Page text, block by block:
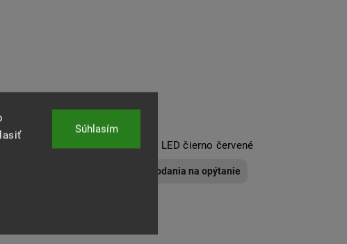
Súhlasím
svetlá s led
E90 zadné LED čierno červené
Termín dodania na opýtanie